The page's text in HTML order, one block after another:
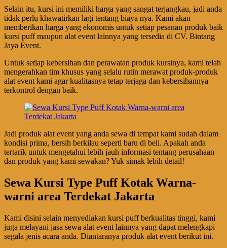
Selain itu, kursi ini memiliki harga yang sangat terjangkau, jadi anda
tidak perlu khawatirkan lagi tentang biaya nya. Kami akan
memberikan harga yang ekonomis untuk setiap pesanan produk baik
kursi puff maupun alat event lainnya yang tersedia di CV. Bintang
Jaya Event.
Untuk setiap kebersihan dan perawatan produk kursinya, kami telah
mengerahkan tim khusus yang selalu rutin merawat produk-produk
alat event kami agar kualitasnya tetap terjaga dan kebersihannya
terkontrol dengan baik.
Jadi produk alat event yang anda sewa di tempat kami sudah dalam
kondisi prima, bersih berkilau seperti baru di beli. Apakah anda
tertarik untuk mengetahui lebih jauh informasi tentang perusahaan
dan produk yang kami sewakan? Yuk simak lebih detail!
Sewa Kursi Type Puff Kotak Warna-
warni area Terdekat Jakarta
Kami disini selain menyediakan kursi puff berkualitas tinggi, kami
juga melayani jasa sewa alat event lainnya yang dapat melengkapi
segala jenis acara anda. Diantaranya produk alat event berikut ini.